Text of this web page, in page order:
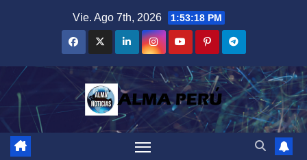
Vie. Ago 7th, 2026 1:53:19 PM